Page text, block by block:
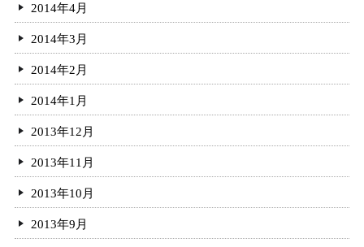
2014年4月
2014年3月
2014年2月
2014年1月
2013年12月
2013年11月
2013年10月
2013年9月